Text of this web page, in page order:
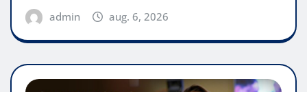
admin aug. 6, 2026